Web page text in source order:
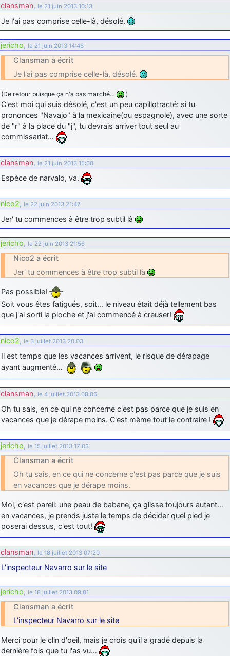
clansman, le 21 juin 2013 10:13
Je l'ai pas comprise celle-là, désolé.
jericho, le 21 juin 2013 14:46
Clansman a écrit
Je l'ai pas comprise celle-là, désolé.
(De retour puisque ça n'a pas marché… )
C'est moi qui suis désolé, c'est un peu capillotracté: si tu
prononces "Navajo" à la mexicaine(ou espagnole), avec une sorte
de "r" à la place du "j", tu devrais arriver tout seul au
commissariat…
clansman, le 21 juin 2013 15:00
Espèce de narvalo, va.
nico2, le 22 juin 2013 21:47
Jer' tu commences à être trop subtil là
jericho, le 22 juin 2013 21:56
Nico2 a écrit
Jer' tu commences à être trop subtil là
Pas possible!
Soit vous êtes fatigués, soit… le niveau était déjà tellement bas
que j'ai sorti la pioche et j'ai commencé à creuser!
nico2, le 3 juillet 2013 20:03
Il est temps que les vacances arrivent, le risque de dérapage
ayant augmenté…
clansman, le 4 juillet 2013 08:06
Oh tu sais, en ce qui ne concerne c'est pas parce que je suis en
vacances que je dérape moins. C'est même tout le contraire !
jericho, le 15 juillet 2013 17:03
Clansman a écrit
Oh tu sais, en ce qui ne concerne c'est pas parce que je suis
en vacances que je dérape moins.
Moi, c'est pareil: une peau de babane, ça glisse toujours autant…
en vacances, je prends juste le temps de décider quel pied je
poserai dessus, c'est tout!
clansman, le 18 juillet 2013 07:20
L'inspecteur Navarro sur le site
jericho, le 18 juillet 2013 09:01
Clansman a écrit
L'inspecteur Navarro sur le site
Merci pour le clin d'oeil, mais je crois qu'il a gradé depuis la
dernière fois que tu l'as vu…